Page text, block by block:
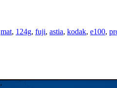
mat, 124g, fuji, astia, kodak, e100,